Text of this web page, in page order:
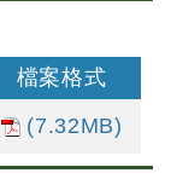
檔案格式
(7.32MB)